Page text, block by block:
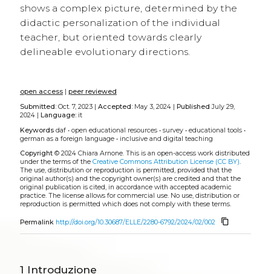
shows a complex picture, determined by the
didactic personalization of the individual
teacher, but oriented towards clearly
delineable evolutionary directions.
open access| peer reviewed
Submitted:Oct. 7, 2023 | Accepted:May 3, 2024 | Published July 29,
2024 | Language:it
Keywords daf• open educational resources• survey• educational tools•
german as a foreign language• inclusive and digital teaching
Copyright© 2024 Chiara Arnone. This is an open-access work distributed
under the terms of the Creative Commons Attribution License (CC BY).
The use, distribution or reproduction is permitted, provided that the
original author(s) and the copyright owner(s) are credited and that the
original publication is cited, in accordance with accepted academic
practice. The license allows for commercial use. No use, distribution or
reproduction is permitted which does not comply with these terms.
Permalink http://doi.org/10.30687/ELLE/2280-6792/2024/02/002 content_copy
1 Introduzione